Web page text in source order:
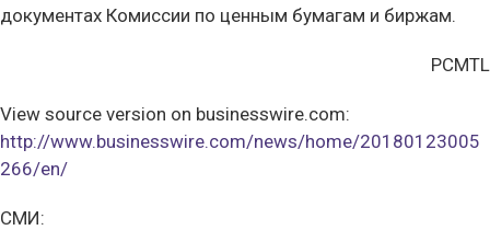
документах Комиссии по ценным бумагам и биржам.
PCMTL
View source version on businesswire.com:
http://www.businesswire.com/news/home/20180123005
266/en/
СМИ: